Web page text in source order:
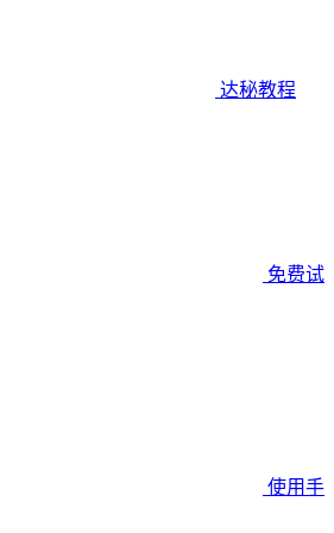
达秘教程
免费试
使用手